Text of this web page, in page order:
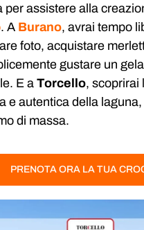
per assistere alla
. A Burano, avrai tempo
foto, acquistare
gustare un
E a Torcello, scoprirai
e autentica della
di massa.
PRENOTA ORA LA TUA